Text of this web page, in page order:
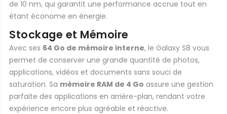
de 10 nm, qui garantit une performance accrue tout en
étant économe en énergie.
Stockage et Mémoire
Avec ses 64 Go de mémoire interne, le Galaxy S8 vous
permet de conserver une grande quantité de photos,
applications, vidéos et documents sans souci de
saturation. Sa mémoire RAM de 4 Go assure une gestion
parfaite des applications en arrière-plan, rendant votre
expérience encore plus agréable et réactive.